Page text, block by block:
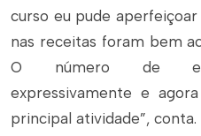
curso eu pude
nas receitas foram bem
O número de
expressivamente e
principal atividade”, conta.